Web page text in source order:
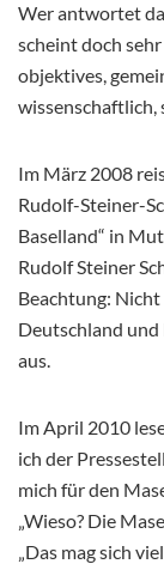
Wer antwortet
scheint doch
objektives,
wissenschaftlich,
Im März 2008
Rudolf-Steiner-
Baselland“ in
Rudolf Steiner
Beachtung: Nicht
Deutschland
aus.
Im April 2010
ich der
mich für den
„Wieso? Die
„Das mag sich